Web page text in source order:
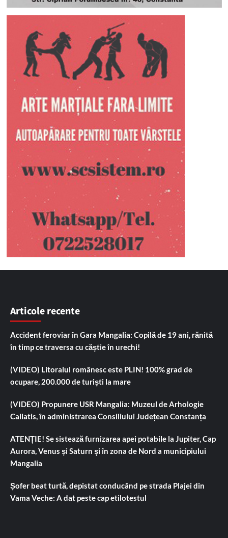
Articole recente
Accident feroviar în Gara Mangalia: Copilă de 19 ani, rănită
în timp ce traversa cu căștie în urechi!
(VIDEO) Litoralul românesc este PLIN! 100% grad de
ocupare, 200.000 de turiști la mare
(VIDEO) Propunere USR Mangalia: Muzeul de Arhologie
Callatis, în administrarea Consiliului Județean Constanța
ATENȚIE! Se sistează furnizarea apei potabile la Jupiter, Cap
Aurora, Venus și Saturn și în zona de Nord a municipiului
Mangalia
Șofer beat turtă, depistat conducând pe strada Plajei din
Vama Veche: A dat peste cap etilotestul